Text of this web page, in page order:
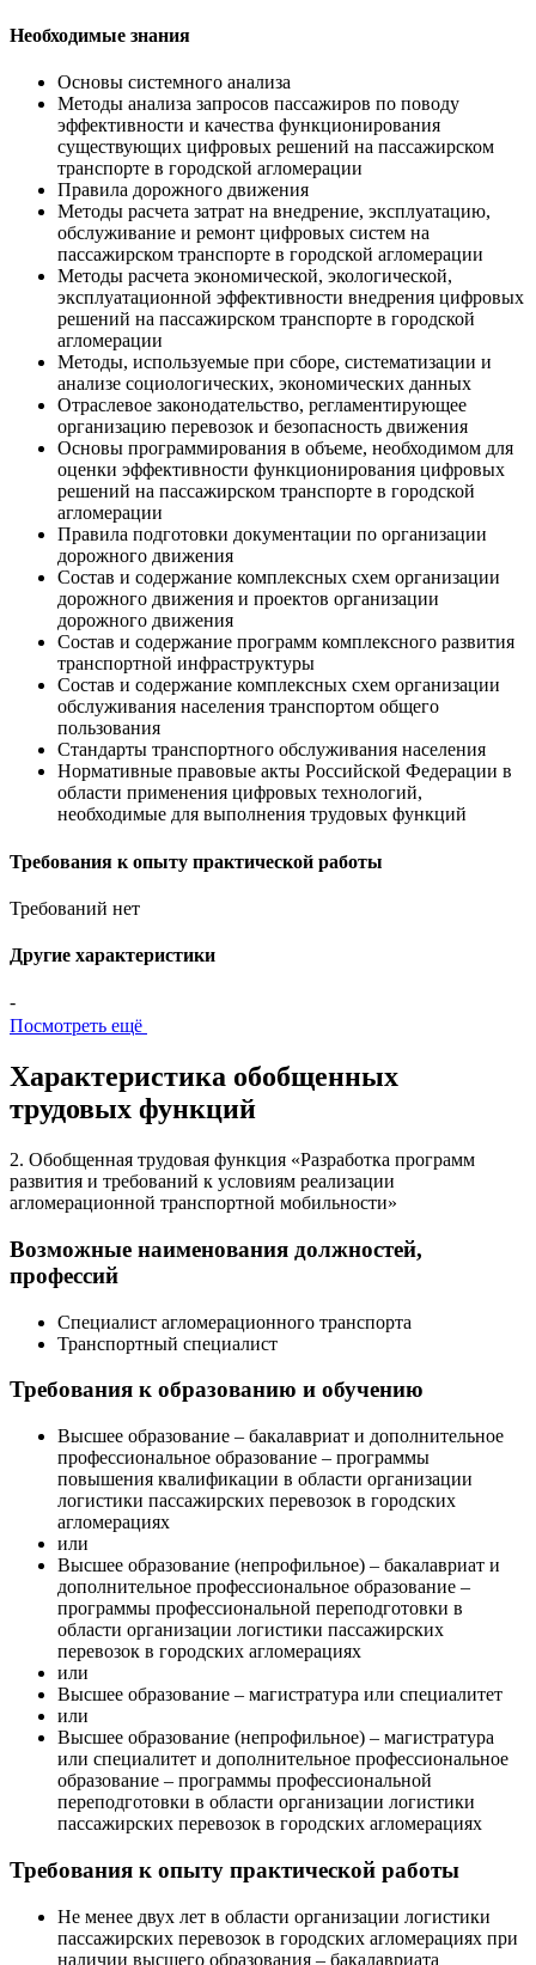
Необходимые знания
Основы системного анализа
Методы анализа запросов пассажиров по поводу
эффективности и качества функционирования
существующих цифровых решений на пассажирском
транспорте в городской агломерации
Правила дорожного движения
Методы расчета затрат на внедрение, эксплуатацию,
обслуживание и ремонт цифровых систем на
пассажирском транспорте в городской агломерации
Методы расчета экономической, экологической,
эксплуатационной эффективности внедрения цифровых
решений на пассажирском транспорте в городской
агломерации
Методы, используемые при сборе, систематизации и
анализе социологических, экономических данных
Отраслевое законодательство, регламентирующее
организацию перевозок и безопасность движения
Основы программирования в объеме, необходимом для
оценки эффективности функционирования цифровых
решений на пассажирском транспорте в городской
агломерации
Правила подготовки документации по организации
дорожного движения
Состав и содержание комплексных схем организации
дорожного движения и проектов организации
дорожного движения
Состав и содержание программ комплексного развития
транспортной инфраструктуры
Состав и содержание комплексных схем организации
обслуживания населения транспортом общего
пользования
Стандарты транспортного обслуживания населения
Нормативные правовые акты Российской Федерации в
области применения цифровых технологий,
необходимые для выполнения трудовых функций
Требования к опыту практической работы
Требований нет
Другие характеристики
-
Посмотреть ещё
Характеристика обобщенных
трудовых функций
2. Обобщенная трудовая функция «Разработка программ
развития и требований к условиям реализации
агломерационной транспортной мобильности»
Возможные наименования должностей,
профессий
Специалист агломерационного транспорта
Транспортный специалист
Требования к образованию и обучению
Высшее образование – бакалавриат и дополнительное
профессиональное образование – программы
повышения квалификации в области организации
логистики пассажирских перевозок в городских
агломерациях
или
Высшее образование (непрофильное) – бакалавриат и
дополнительное профессиональное образование –
программы профессиональной переподготовки в
области организации логистики пассажирских
перевозок в городских агломерациях
или
Высшее образование – магистратура или специалитет
или
Высшее образование (непрофильное) – магистратура
или специалитет и дополнительное профессиональное
образование – программы профессиональной
переподготовки в области организации логистики
пассажирских перевозок в городских агломерациях
Требования к опыту практической работы
Не менее двух лет в области организации логистики
пассажирских перевозок в городских агломерациях при
наличии высшего образования – бакалавриата